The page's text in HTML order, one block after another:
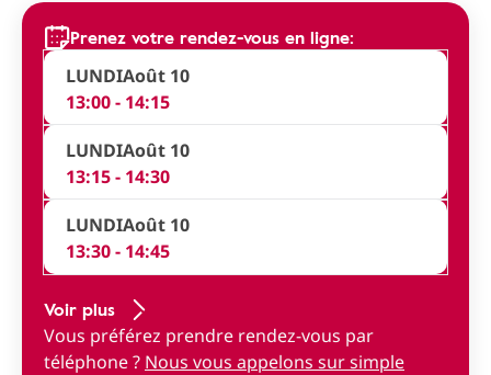
Prenez votre rendez-vous en ligne:
LUNDIAoût 10
13:00 - 14:15
LUNDIAoût 10
13:15 - 14:30
LUNDIAoût 10
13:30 - 14:45
Voir plus
Vous préférez prendre rendez-vous par
téléphone ? Nous vous appelons sur simple